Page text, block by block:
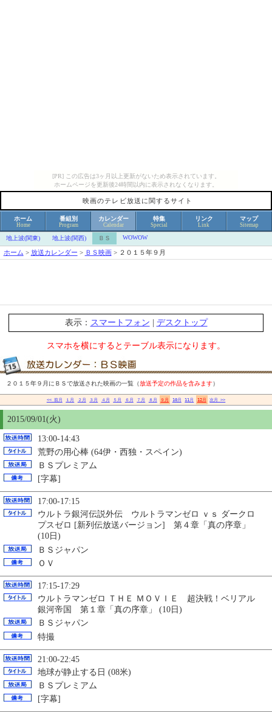
[PR] この広告は3ヶ月以上更新がないため表示されています。
ホームページを更新後24時間以内に表示されなくなります。
映画のテレビ放送に関するサイト
ホーム
Home
番組別
Program
カレンダー
Calendar
特集
Special
リンク
Link
マップ
Sitemap
地上波(関東) 地上波(関西) ＢＳ WOWOW
ホーム > 放送カレンダー > ＢＳ映画> ２０１５年９月
表示： スマートフォン デスクトップ
スマホを横にするとテーブル表示になります。
２０１５年９月にＢＳで放送された映画の一覧（放送予定の作品を含みます）
<< 前月 １月 ２月 ３月 ４月 ５月 ６月 ７月 ８月 ９月 10月 11月 12月 次月 >>
2015/09/01(火)
13:00-14:43
荒野の用心棒 (64伊・西独・スペイン)
ＢＳプレミアム
[字幕]
17:00-17:15
ウルトラ銀河伝説外伝 ウルトラマンゼロ ｖｓ ダークロ
プスゼロ [新列伝放送バージョン] 第４章「真の序章」
(10日)
ＢＳジャパン
ＯＶ
17:15-17:29
ウルトラマンゼロ ＴＨＥ ＭＯＶＩＥ 超決戦！ベリアル
銀河帝国 第１章「真の序章」 (10日)
ＢＳジャパン
特撮
21:00-22:45
地球が静止する日 (08米)
ＢＳプレミアム
[字幕]